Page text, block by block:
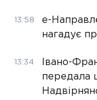
13:58
е-
нагадує
13:34
Івано-
передала